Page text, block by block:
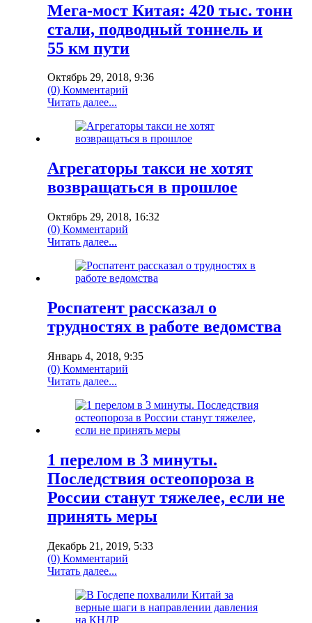
Мега-мост Китая: 420 тыс. тонн
стали, подводный тоннель и
55 км пути
Октябрь 29, 2018, 9:36
(0) Комментарий
Читать далее...
Агрегаторы такси не хотят
возвращаться в прошлое
Октябрь 29, 2018, 16:32
(0) Комментарий
Читать далее...
Роспатент рассказал о
трудностях в работе ведомства
Январь 4, 2018, 9:35
(0) Комментарий
Читать далее...
1 перелом в 3 минуты.
Последствия остеопороза в
России станут тяжелее, если не
принять меры
Декабрь 21, 2019, 5:33
(0) Комментарий
Читать далее...